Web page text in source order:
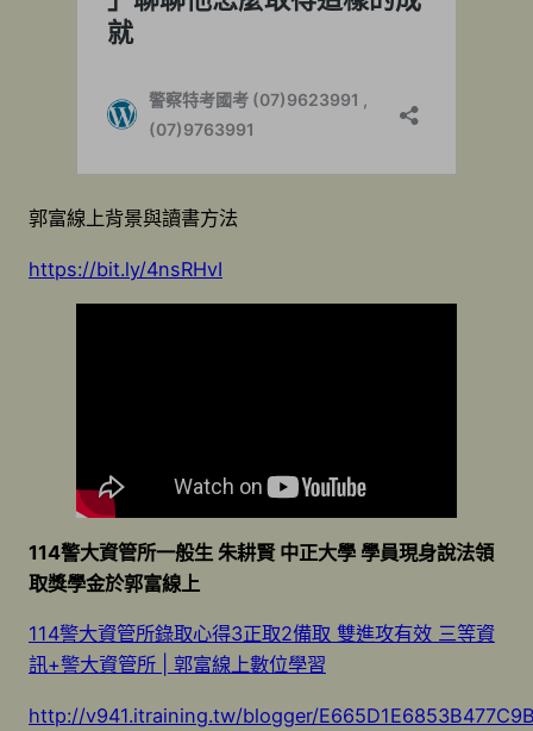
郭富線上背景與讀書方法
https://bit.ly/4nsRHvI
114警大資管所一般生 朱耕賢 中正大學 學員現身說法領
取獎學金於郭富線上
114警大資管所錄取心得3正取2備取 雙進攻有效 三等資
訊+警大資管所 | 郭富線上數位學習
http://v941.itraining.tw/blogger/